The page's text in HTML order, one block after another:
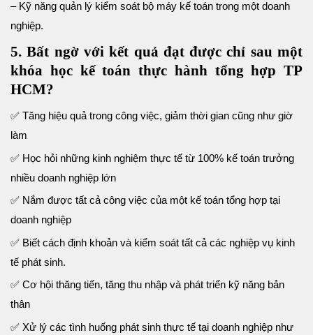
– Kỹ năng quản lý kiểm soát bộ máy kế toán trong một doanh
nghiệp.
5. Bất ngờ với kết quả đạt được chỉ sau một
khóa học kế toán thực hành tổng hợp TP
HCM?
✅ Tăng hiệu quả trong công việc, giảm thời gian cũng như giờ
làm
✅ Học hỏi những kinh nghiệm thực tế từ 100% kế toán trưởng
nhiều doanh nghiệp lớn
✅ Nắm được tất cả công việc của một kế toán tổng hợp tại
doanh nghiệp
✅ Biết cách định khoản và kiểm soát tất cả các nghiệp vụ kinh
tế phát sinh.
✅ Cơ hội thăng tiến, tăng thu nhập và phát triển kỹ năng bản
thân
✅ Xử lý các tình huống phát sinh thực tế tại doanh nghiệp như